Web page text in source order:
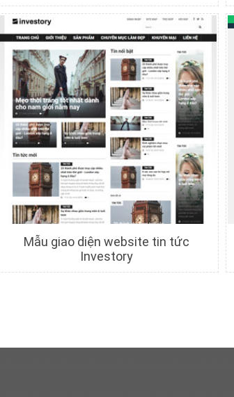
Chi tiết Xem trước
Chi tiết Xem trước
Mẫu giao diện website tin tức
Investory